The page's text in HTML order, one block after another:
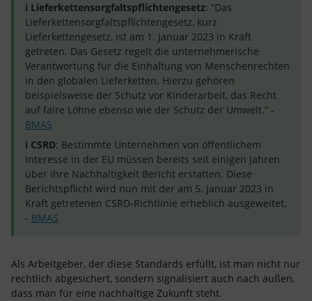
ℹ️ Lieferketten­sorgfaltspflichten­gesetz: “Das
Lieferketten­sorgfaltspflichten­gesetz, kurz
Lieferkettengesetz, ist am 1. Januar 2023 in Kraft
getreten. Das Gesetz regelt die unternehmerische
Verantwortung für die Einhaltung von Menschenrechten
in den globalen Lieferketten. Hierzu gehören
beispielsweise der Schutz vor Kinderarbeit, das Recht
auf faire Löhne ebenso wie der Schutz der Umwelt.” -
BMAS
ℹ️ CSRD: Bestimmte Unternehmen von öffentlichem
Interesse in der EU müssen bereits seit einigen Jahren
über ihre Nachhaltigkeit Bericht erstatten. Diese
Berichtspflicht wird nun mit der am 5. Januar 2023 in
Kraft getretenen CSRD-Richtlinie erheblich ausgeweitet.
- BMAS
Als Arbeitgeber, der diese Standards erfüllt, ist man nicht nur
rechtlich abgesichert, sondern signalisiert auch nach außen,
dass man für eine nachhaltige Zukunft steht.